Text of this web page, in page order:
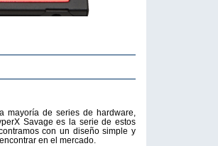
mayoría de series de hardware,
Savage es la serie de estos
con un diseño simple y
en el mercado.